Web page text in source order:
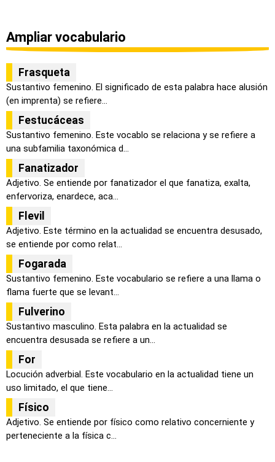
Ampliar vocabulario
Frasqueta
Sustantivo femenino. El significado de esta palabra hace alusión
(en imprenta) se refiere...
Festucáceas
Sustantivo femenino. Este vocablo se relaciona y se refiere a
una subfamilia taxonómica d...
Fanatizador
Adjetivo. Se entiende por fanatizador el que fanatiza, exalta,
enfervoriza, enardece, aca...
Flevil
Adjetivo. Este término en la actualidad se encuentra desusado,
se entiende por como relat...
Fogarada
Sustantivo femenino. Este vocabulario se refiere a una llama o
flama fuerte que se levant...
Fulverino
Sustantivo masculino. Esta palabra en la actualidad se
encuentra desusada se refiere a un...
For
Locución adverbial. Este vocabulario en la actualidad tiene un
uso limitado, el que tiene...
Físico
Adjetivo. Se entiende por físico como relativo concerniente y
perteneciente a la física c...